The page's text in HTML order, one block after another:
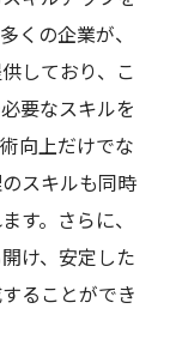
画
ャリアを築
る
くの企業が、
しており、こ
要なスキルを
向上だけでな
スキルも同時
す。さらに、
け、安定した
ることができ